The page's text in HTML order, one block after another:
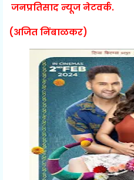
जनप्रतिसाद न्यूज नेटवर्क.
(अजित निंबाळकर)